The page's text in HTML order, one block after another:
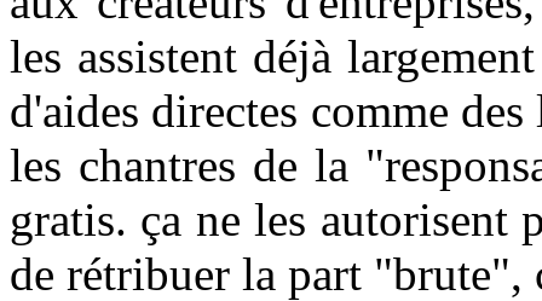
les assistent déjà
d'aides directes comme
les chantres de la
gratis. ça ne les autorisent
de rétribuer la part